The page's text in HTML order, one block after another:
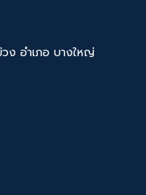
ง อำเภอ บางใหญ่